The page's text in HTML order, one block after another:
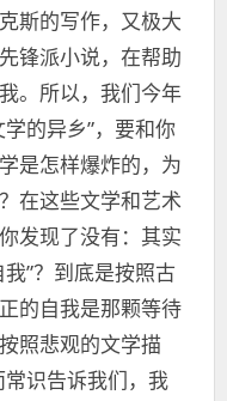
斯的写作，又极大
锋派小说，在帮助
。所以，我们今年
的异乡”，要和你
是怎样爆炸的，为
在这些文学和艺术
发现了没有：其实
”？到底是按照古
的自我是那颗等待
照悲观的文学描
识告诉我们，我